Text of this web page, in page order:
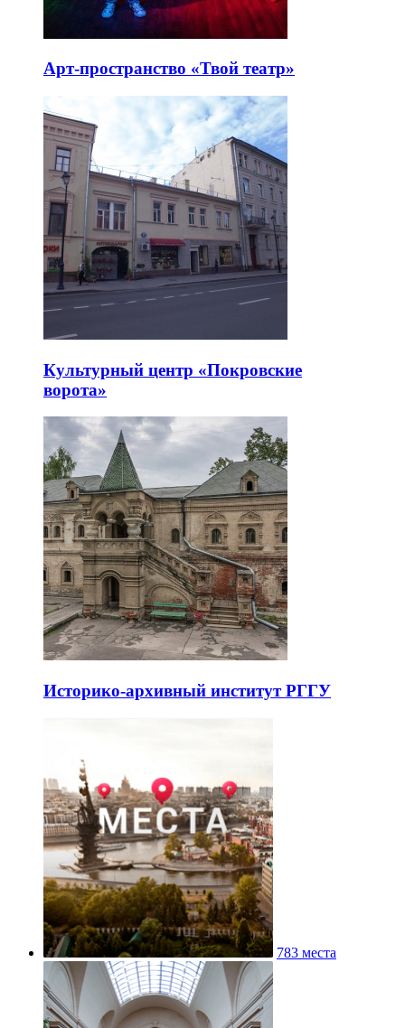
Арт-пространство «Твой театр»
Культурный центр «Покровские
ворота»
Историко-архивный институт РГГУ
783 места